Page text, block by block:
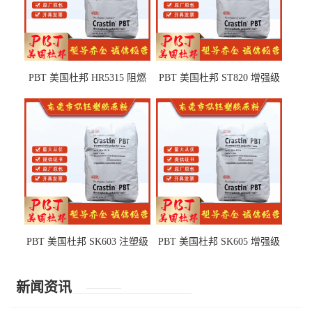
PBT 美国杜邦 HR5315 阻燃
部件
PBT 美国杜邦 ST820 增强级
PBT 美国杜邦 SK603 注塑级
PBT 美国杜邦 SK605 增强级
新闻资讯